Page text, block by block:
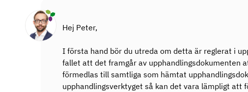
Hej Peter,
I första hand bör du utreda om detta är reglerat i
fallet att det framgår av upphandlingsdokumenten
förmedlas till samtliga som hämtat
upphandlingsverktyget så kan det vara lämpligt att